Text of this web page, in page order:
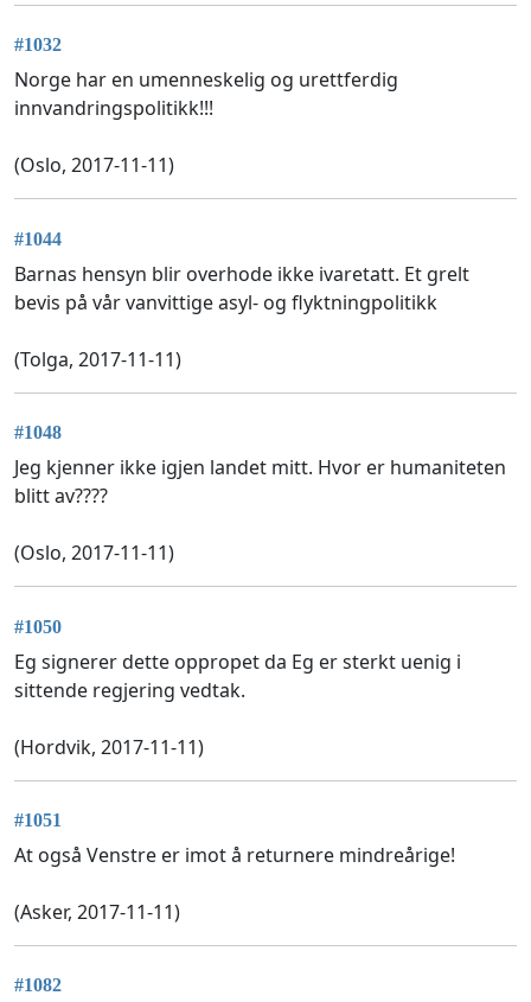
#1032
Norge har en umenneskelig og urettferdig
innvandringspolitikk!!!
(Oslo, 2017-11-11)
#1044
Barnas hensyn blir overhode ikke ivaretatt. Et grelt
bevis på vår vanvittige asyl- og flyktningpolitikk
(Tolga, 2017-11-11)
#1048
Jeg kjenner ikke igjen landet mitt. Hvor er humaniteten
blitt av????
(Oslo, 2017-11-11)
#1050
Eg signerer dette oppropet da Eg er sterkt uenig i
sittende regjering vedtak.
(Hordvik, 2017-11-11)
#1051
At også Venstre er imot å returnere mindreårige!
(Asker, 2017-11-11)
#1082